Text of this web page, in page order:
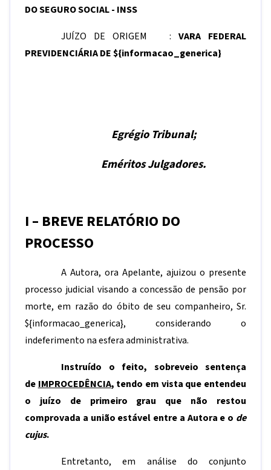
DO SEGURO SOCIAL - INSS
JUÍZO DE ORIGEM
: VARA FEDERAL
PREVIDENCIÁRIA DE${informacao_generica}
Egrégio Tribunal;
Eméritos Julgadores.
I – BREVE RELATÓRIO DO
PROCESSO
A Autora, ora Apelante, ajuizou o presente
processo judicial visando a concessão de pensão por
morte, em razão do óbito de seu companheiro, Sr.
${informacao_generica}, considerando o
indeferimento na esfera administrativa.
Instruído o feito, sobreveio sentença
de IMPROCEDÊNCIA, tendo em vista que entendeu
o juízo de primeiro grau que não restou
comprovada a união estável entre a Autora e o de
cujus.
Entretanto, em análise do conjunto